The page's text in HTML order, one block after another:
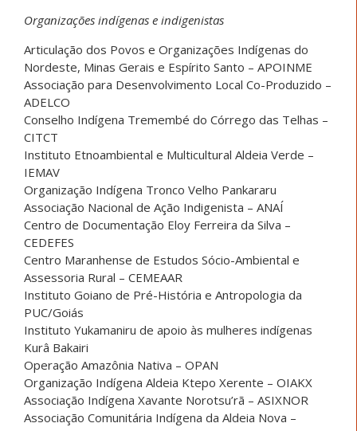
Organizações indígenas e indigenistas
Articulação dos Povos e Organizações Indígenas do
Nordeste, Minas Gerais e Espírito Santo – APOINME
Associação para Desenvolvimento Local Co-Produzido –
ADELCO
Conselho Indígena Tremembé do Córrego das Telhas –
CITCT
Instituto Etnoambiental e Multicultural Aldeia Verde –
IEMAV
Organização Indígena Tronco Velho Pankararu
Associação Nacional de Ação Indigenista – ANAÍ
Centro de Documentação Eloy Ferreira da Silva –
CEDEFES
Centro Maranhense de Estudos Sócio-Ambiental e
Assessoria Rural – CEMEAAR
Instituto Goiano de Pré-História e Antropologia da
PUC/Goiás
Instituto Yukamaniru de apoio às mulheres indígenas
Kurâ Bakairi
Operação Amazônia Nativa – OPAN
Organização Indígena Aldeia Ktepo Xerente – OIAKX
Associação Indígena Xavante Norotsu’rã – ASIXNOR
Associação Comunitária Indígena da Aldeia Nova –